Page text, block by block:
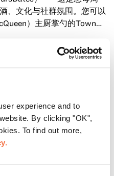
experience and to
By clicking "OK",
To find out more,
、文化与社群氛围。您可以
）主厨掌勺的Town
厅，那里将呈现快闪表演、
动——仅限成人参与！